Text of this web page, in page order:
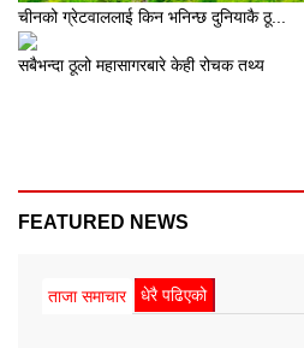
चीनको ग्रेटवाललाई किन भनिन्छ दुनियाकै ठू...
सबैभन्दा ठूलो महासागरबारे केही रोचक तथ्य
FEATURED NEWS
ताजा समाचार धेरै पढिएको